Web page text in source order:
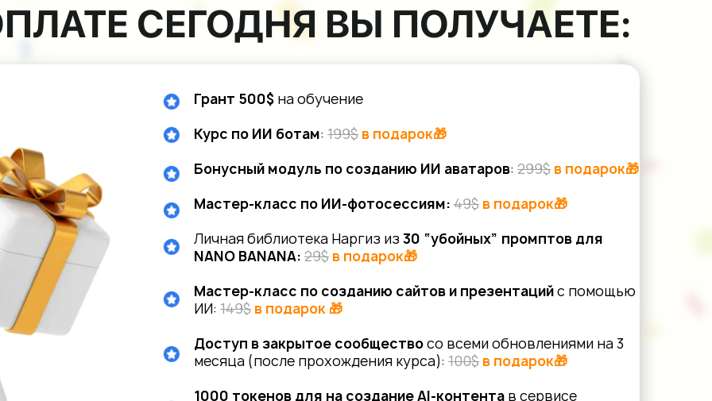
СЕГОДНЯ ВЫ ПОЛУЧАЕТЕ:
Грант 500$ на обучение
Курс по ИИ ботам: 199$ в подарок🎁
Бонусный модуль по созданию ИИ аватаров: 299$ в подарок🎁
Мастер-класс по ИИ-фотосессиям: 49$ в подарок🎁
Личная библиотека Наргиз из 30 “убойных” промптов для
NANO BANANA: 29$ в подарок🎁
Мастер-класс по созданию сайтов и презентацийс помощью
ИИ: 149$ в подарок 🎁
Доступ в закрытое сообществосо всеми обновлениями на 3
месяца (после прохождения курса): 100$ в подарок🎁
1000 токенов для на создание AI-контента в сервисе